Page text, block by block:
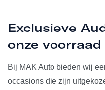
Exclusieve
onze voorraad
Bij MAK Auto bieden wij
occasions die zijn